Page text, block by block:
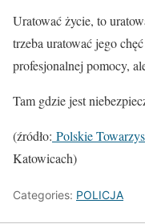
Uratować życie, to
trzeba uratować jego
profesjonalnej pomocy,
Tam gdzie jest
(źródło: Polskie
Katowicach)
Categories: POLICJA